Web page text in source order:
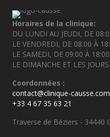
Horaires de la clinique:
DU LUNDI AU JEUDI, DE
LE VENDREDI, DE 08:00 À
LE SAMEDI, DE 09:00 À 18:00
LE DIMANCHE ET LES
Coordonnées :
contact@clinique-causse.com
+33 4 67 35 63 21
Traverse de Béziers - 34440